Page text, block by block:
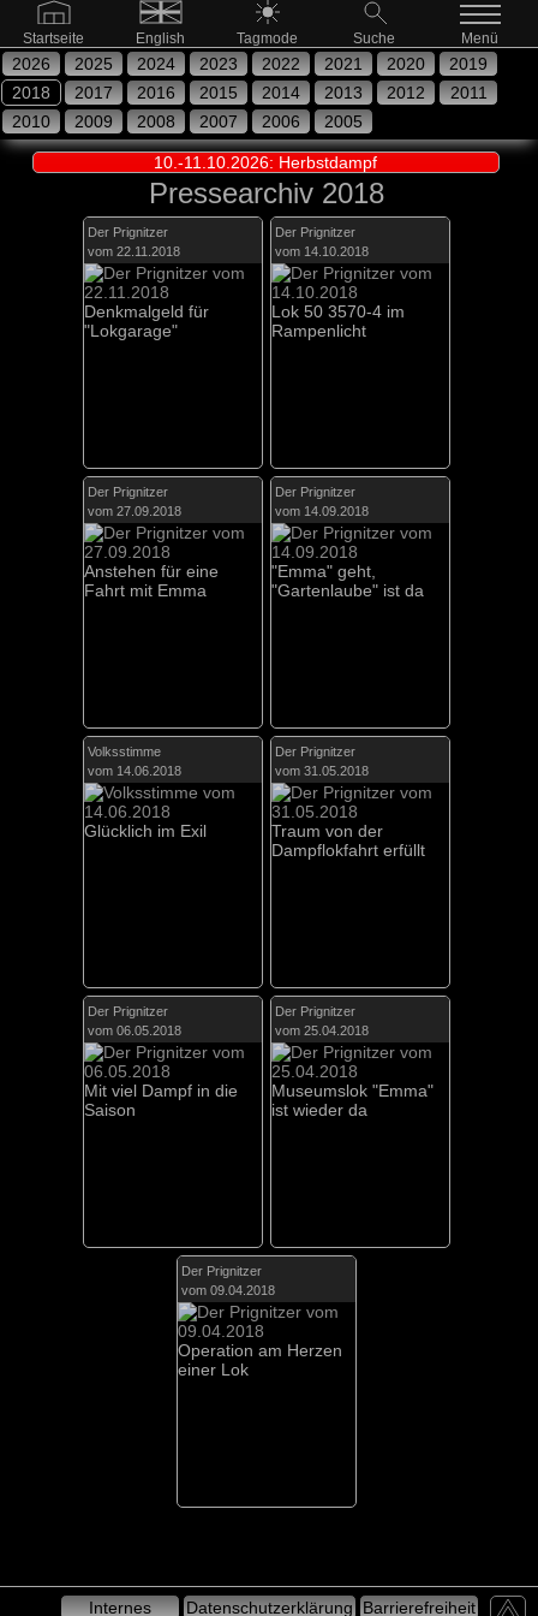
Startseite English Tagmode Suche Menü
2026 2025 2024 2023 2022 2021 2020
2019
2018
2017 2016 2015 2014 2013 2012
2011
2010
2009 2008 2007 2006 2005
10.-11.10.2026: Herbstdampf
Pressearchiv 2018
Der Prignitzer
vom 22.11.2018
Denkmalgeld für
"Lokgarage"
Der Prignitzer
vom 14.10.2018
Lok 50 3570-4 im
Rampenlicht
Der Prignitzer
vom 27.09.2018
Anstehen für eine
Fahrt mit Emma
Der Prignitzer
vom 14.09.2018
"Emma" geht,
"Gartenlaube" ist da
Volksstimme
vom 14.06.2018
Glücklich im Exil
Der Prignitzer
vom 31.05.2018
Traum von der
Dampflokfahrt erfüllt
Der Prignitzer
vom 06.05.2018
Mit viel Dampf in die
Saison
Der Prignitzer
vom 25.04.2018
Museumslok "Emma"
ist wieder da
Der Prignitzer
vom 09.04.2018
Operation am Herzen
einer Lok
Internes Datenschutzerklärung Barrierefreiheit